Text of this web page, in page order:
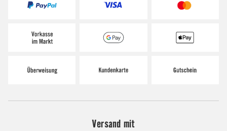
Versand mit